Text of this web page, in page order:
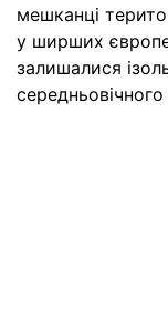
мешканці
у ширших
залишалися